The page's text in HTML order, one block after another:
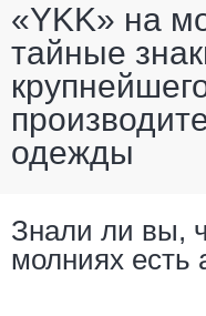
«YKK» на
тайные
одежды
Знали ли вы,
молниях есть